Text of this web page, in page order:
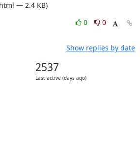
— 2.4 KB)
0
0
Show replies by date
2537
Last active (days ago)